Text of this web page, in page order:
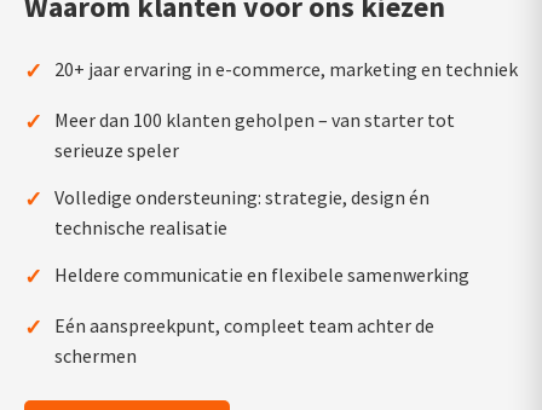
✓ 20+ jaar ervaring in e-commerce, marketing en techniek
✓
Meer dan 100 klanten geholpen – van starter tot
serieuze speler
✓ Volledige ondersteuning: strategie, design én
technische realisatie
✓ Heldere communicatie en flexibele samenwerking
✓
Eén aanspreekpunt, compleet team achter de
schermen